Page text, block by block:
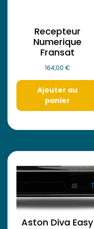
Recepteur
Numerique
Fransat
164,00 €
Ajouter au
panier
Aston Diva Easy